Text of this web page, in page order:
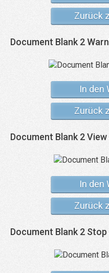
Zurück
Document Blank 2
In den
Zurück
Document Blank 2 View
In den
Zurück
Document Blank 2 Stop